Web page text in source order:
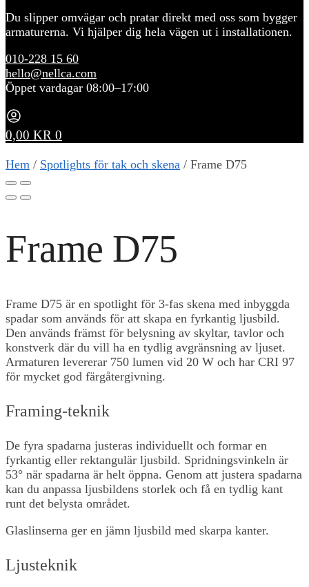
Du slipper omvägar och pratar direkt med oss som bygger
armaturerna. Vi hjälper dig hela vägen ut i installationen.
010-228 15 60
hello@nellca.com
Öppet vardagar 08:00–17:00
0,00 KR 0
Hem / Spotlights för tak och skena / Frame D75
Frame D75
Frame D75 är en spotlight för 3-fas skena med inbyggda
spadar som används för att skapa en fyrkantig ljusbild.
Den används främst för belysning av skyltar, tavlor och
konstverk där du vill ha en tydlig avgränsning av ljuset.
Armaturen levererar 750 lumen vid 20 W och har CRI 97
för mycket god färgåtergivning.
Framing-teknik
De fyra spadarna justeras individuellt och formar en
fyrkantig eller rektangulär ljusbild. Spridningsvinkeln är
53° när spadarna är helt öppna. Genom att justera spadarna
kan du anpassa ljusbildens storlek och få en tydlig kant
runt det belysta området.
Glaslinserna ger en jämn ljusbild med skarpa kanter.
Ljusteknik